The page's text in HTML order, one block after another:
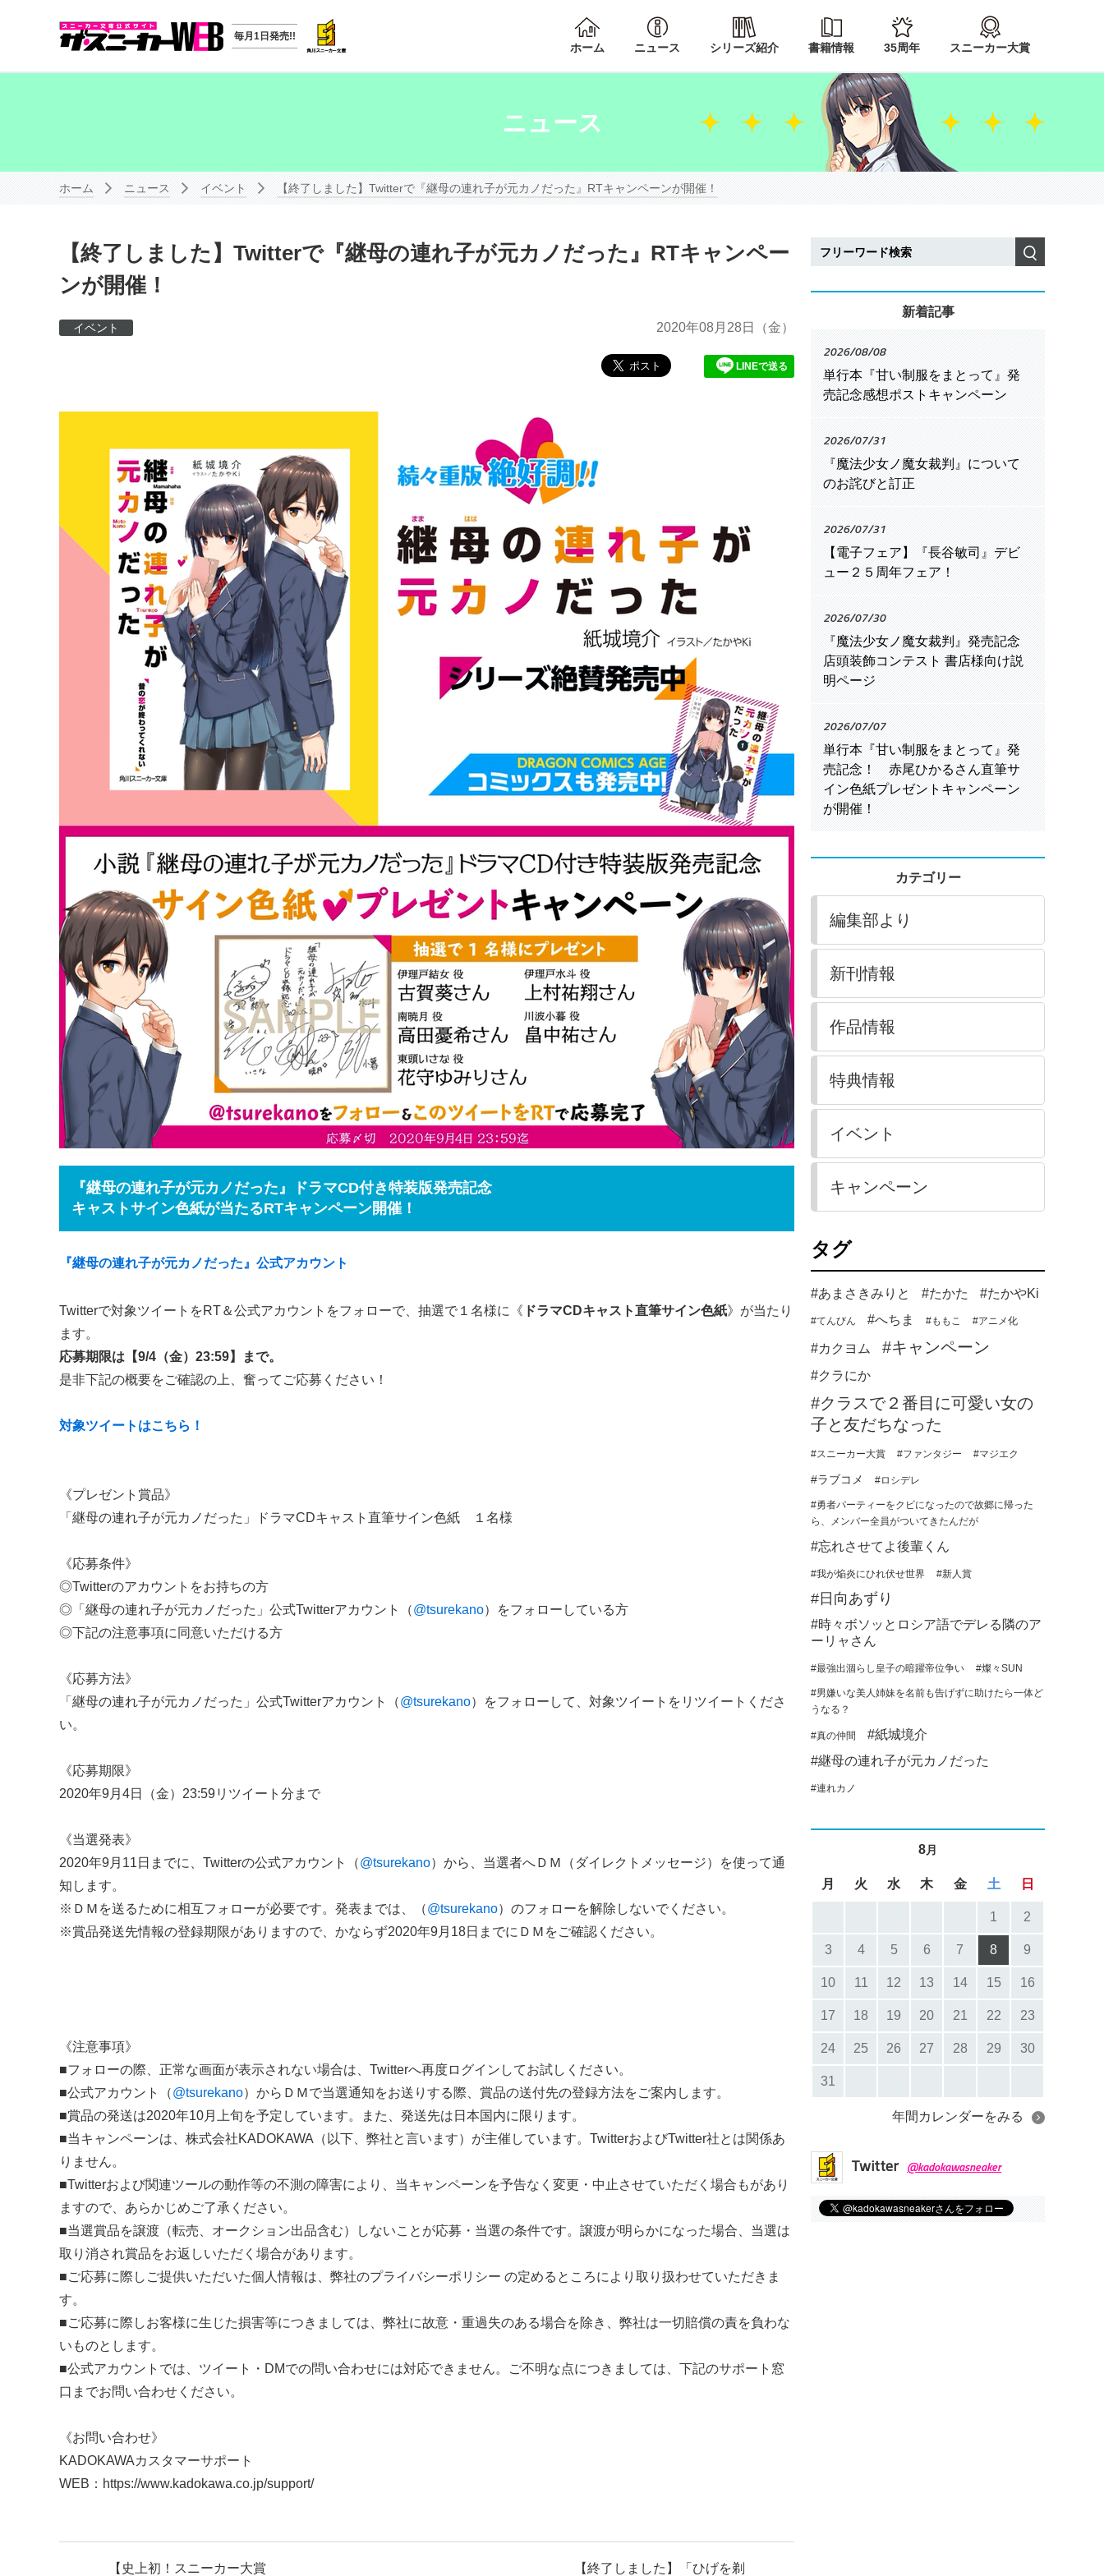
毎月1日発売!!
ホーム ニュース シリーズ紹介 書籍情報 35周年 スニーカー大賞
ニュース
ホーム ニュース イベント 【終了しました】Twitterで『継母の連れ子が元カノだった』RTキャンペーンが開催！
【終了しました】Twitterで『継母の連れ子が元カノだった』RTキャンペー
ンが開催！
イベント 2020年08月28日 （金）
LINEで送る
『継母の連れ子が元カノだった』ドラマCD付き特装版発売記念
キャストサイン色紙が当たるRTキャンペーン開催！
『継母の連れ子が元カノだった』公式アカウント
Twitterで対象ツイートをRT＆公式アカウントをフォローで、抽選で１名様に《 ドラマCDキャスト直筆サイン色紙》が当たり
ます。
応募期限は【9/4（金）23:59】まで。
是非下記の概要をご確認の上、奮ってご応募ください！
対象ツイートはこちら！
《プレゼント賞品》
「継母の連れ子が元カノだった」ドラマCDキャスト直筆サイン色紙 １名様
《応募条件》
◎Twitterのアカウントをお持ちの方
◎「継母の連れ子が元カノだった」公式Twitterアカウント（@tsurekano）をフォローしている方
◎下記の注意事項に同意いただける方
《応募方法》
「継母の連れ子が元カノだった」公式Twitterアカウント（@tsurekano）をフォローして、対象ツイートをリツイートくださ
い。
《応募期限》
2020年9月4日（金）23:59リツイート分まで
《当選発表》
2020年9月11日までに、Twitterの公式アカウント（@tsurekano）から、当選者へＤＭ（ダイレクトメッセージ）を使って通
知します。
※ＤＭを送るために相互フォローが必要です。発表までは、（@tsurekano）のフォローを解除しないでください。
※賞品発送先情報の登録期限がありますので、かならず2020年9月18日までにＤＭをご確認ください。
《注意事項》
■フォローの際、正常な画面が表示されない場合は、Twitterへ再度ログインしてお試しください。
■公式アカウント（@tsurekano）からＤＭで当選通知をお送りする際、賞品の送付先の登録方法をご案内します。
■賞品の発送は2020年10月上旬を予定しています。また、発送先は日本国内に限ります。
■当キャンペーンは、株式会社KADOKAWA（以下、弊社と言います）が主催しています。TwitterおよびTwitter社とは関係あ
りません。
■Twitterおよび関連ツールの動作等の不測の障害により、当キャンペーンを予告なく変更・中止させていただく場合もがあり
ますので、あらかじめご了承ください。
■当選賞品を譲渡（転売、オークション出品含む）しないことが応募・当選の条件です。譲渡が明らかになった場合、当選は
取り消され賞品をお返しいただく場合があります。
■ご応募に際しご提供いただいた個人情報は、弊社のプライバシーポリシー の定めるところにより取り扱わせていただきま
す。
■ご応募に際しお客様に生じた損害等につきましては、弊社に故意・重過失のある場合を除き、弊社は一切賠償の責を負わな
いものとします。
■公式アカウントでは、ツイート・DMでの問い合わせには対応できません。ご不明な点につきましては、下記のサポート窓
口までお問い合わせください。
《お問い合わせ》
KADOKAWAカスタマーサポート
WEB：https://www.kadokawa.co.jp/support/
【史上初！スニーカー大賞 【終了しました】「ひげを剃
新着記事
2026/08/08
単行本『甘い制服をまとって』発
売記念感想ポストキャンペーン
2026/07/31
『魔法少女ノ魔女裁判』について
のお詫びと訂正
2026/07/31
【電子フェア】『長谷敏司』デビ
ュー２５周年フェア！
2026/07/30
『魔法少女ノ魔女裁判』発売記念
店頭装飾コンテスト 書店様向け説
明ページ
2026/07/07
単行本『甘い制服をまとって』発
売記念！ 赤尾ひかるさん直筆サ
イン色紙プレゼントキャンペーン
が開催！
カテゴリー
編集部より
新刊情報
作品情報
特典情報
イベント
キャンペーン
タグ
#あまさきみりと #たかた #たかやKi
#てんびん #へちま #ももこ #アニメ化
#カクヨム #キャンペーン
#クラにか
#クラスで２番目に可愛い女の
子と友だちなった
#スニーカー大賞 #ファンタジー #マジエク
#ラブコメ #ロシデレ
#勇者パーティーをクビになったので故郷に帰った
ら、メンバー全員がついてきたんだが
#忘れさせてよ後輩くん
#我が焔炎にひれ伏せ世界 #新人賞
#日向あずり
#時々ボソッとロシア語でデレる隣のア
ーリャさん
#最強出涸らし皇子の暗躍帝位争い #燦々SUN
#男嫌いな美人姉妹を名前も告げずに助けたら一体ど
うなる？
#真の仲間
#紙城境介
#継母の連れ子が元カノだった
#連れカノ
8月
月 火 水 木 金 土 日
1 2
3 4 5 6 7 8 9
10 11 12 13 14 15 16
17 18 19 20 21 22 23
24 25 26 27 28 29 30
31
年間カレンダーをみる
Twitter @kadokawasneaker